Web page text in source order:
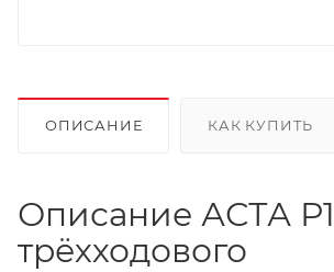
ОПИСАНИЕ КАК КУПИТЬ
Описание АСТА
трёхходового